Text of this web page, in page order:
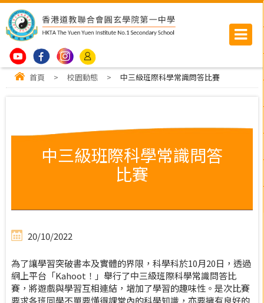
首頁 > 校園動態 > 中三級班際科學常識問答比賽
中三級班際科學常識問答
比賽
20/10/2022
為了讓學習突破書本及實體的界限，科學科於10月20日，透過
網上平台「Kahoot！」舉行了中三級班際科學常識問答比
賽，將遊戲與學習互相連結，增加了學習的趣味性。是次比賽
要求各班同學不單要懂得課堂內的科學知識，亦要擁有良好的